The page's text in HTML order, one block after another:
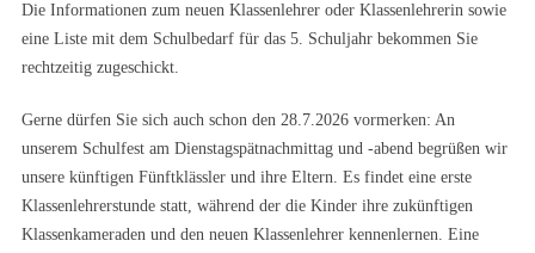
Die Informationen zum neuen Klassenlehrer oder Klassenlehrerin sowie
eine Liste mit dem Schulbedarf für das 5. Schuljahr bekommen Sie
rechtzeitig zugeschickt.
Gerne dürfen Sie sich auch schon den 28.7.2026 vormerken: An
unserem Schulfest am Dienstagspätnachmittag und -abend begrüßen wir
unsere künftigen Fünftklässler und ihre Eltern. Es findet eine erste
Klassenlehrerstunde statt, während der die Kinder ihre zukünftigen
Klassenkameraden und den neuen Klassenlehrer kennenlernen. Eine